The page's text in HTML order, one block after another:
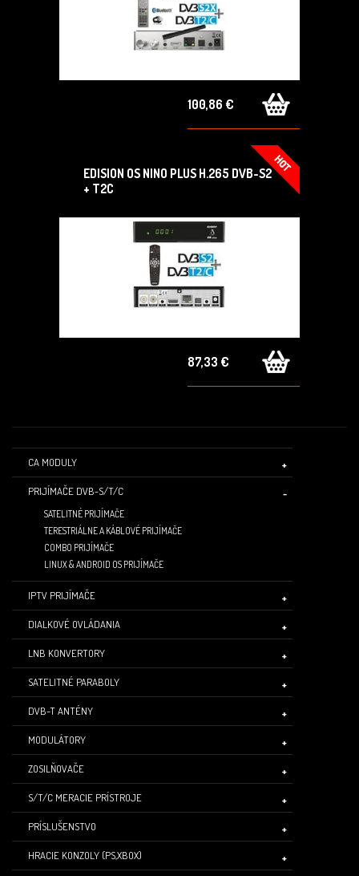
100,86 €
EDISION OS NINO PLUS H.265 DVB-S2
+ T2C
87,33 €
CA MODULY
PRIJÍMAČE DVB-S/T/C
SATELITNÉ PRIJÍMAČE
TERESTRIÁLNE A KÁBLOVÉ PRIJÍMAČE
COMBO PRIJÍMAČE
LINUX & ANDROID OS PRIJÍMAČE
IPTV PRIJÍMAČE
DIALKOVÉ OVLÁDANIA
LNB KONVERTORY
SATELITNÉ PARABOLY
DVB-T ANTÉNY
MODULÁTORY
ZOSILŇOVAČE
S/T/C MERACIE PRÍSTROJE
PRÍSLUŠENSTVO
HRACIE KONZOLY (PS,XBOX)